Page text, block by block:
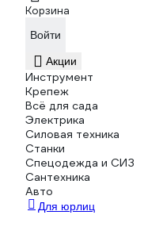
Корзина
Войти
Акции
Инструмент
Крепеж
Всё для сада
Электрика
Силовая техника
Станки
Спецодежда и СИЗ
Сантехника
Авто
Для юрлиц